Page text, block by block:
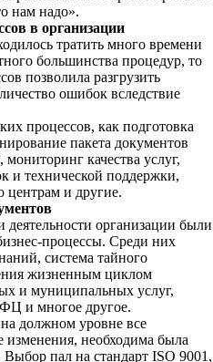
нам надо».
в организации
тратить много времени
большинства процедур, то
позволила разгрузить
ошибок вследствие
процессов, как подготовка
пакета документов
качества услуг,
и технической поддержки,
центрам и другие.
организации были
процессы. Среди них
система тайного
жизненным циклом
и муниципальных услуг,
и многое другое.
должном уровне все
необходима была
Выбор пал на стандарт ISO 9001,